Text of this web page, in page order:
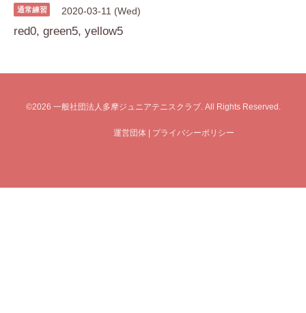
通常練習 2020-03-11 (Wed)
red0, green5, yellow5
©2026 一般社団法人多摩ジュニアテニスクラブ. All Rights Reserved.
運営団体 | プライバシーポリシー